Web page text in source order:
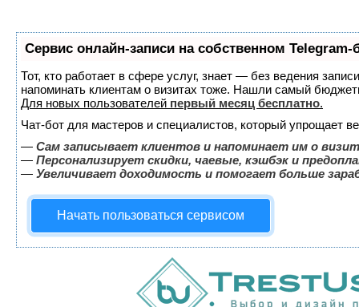
Сервис онлайн-записи на собственном Telegram-
Тот, кто работает в сфере услуг, знает — без ведения
напоминать клиентам о визитах тоже. Нашли самый
Для новых пользователей первый месяц бесплатно.
Чат-бот для мастеров и специалистов, который упрощает
— Сам записывает клиентов и напоминает им о
— Персонализирует скидки, чаевые, кэшбэк и
— Увеличивает доходимость и помогает больше
Начать пользоваться сервисом